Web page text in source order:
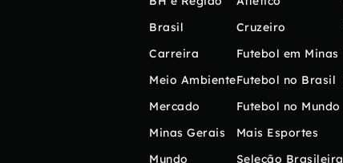
Brasil
Carreira
Meio Ambiente
Mercado
Minas Gerais
Mundo
Cruzeiro
Futebol em Minas
Futebol no Brasil
Futebol no Mundo
Mais Esportes
Seleção Brasileira